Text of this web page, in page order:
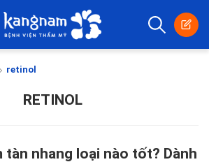
retinol
RETINOL
tàn nhang loại nào tốt? Dành